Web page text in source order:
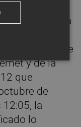
ordena
Judicial de la
las
de
y de la
que
de
la
lo